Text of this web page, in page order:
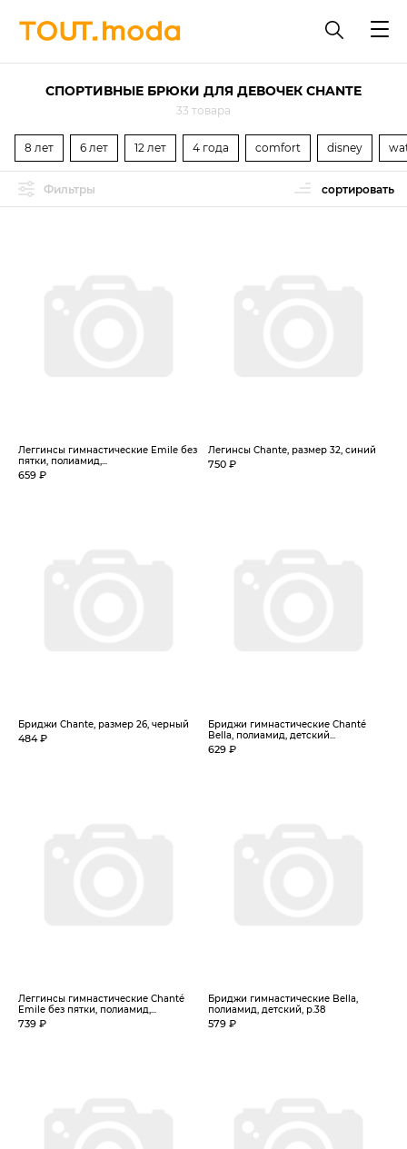
СПОРТИВНЫЕ БРЮКИ ДЛЯ ДЕВОЧЕК CHANTE
33 товара
8 лет 6 лет 12 лет 4 года comfort disney
Фильтры сортировать
Леггинсы гимнастические Emile без
пятки, полиамид,...
659 ₽
Легинсы Chante, размер 32, синий
750 ₽
Бриджи Chante, размер 26, черный
484 ₽
Бриджи гимнастические Chanté
Bella, полиамид, детский...
629 ₽
Леггинсы гимнастические Chanté
Emile без пятки, полиамид,...
739 ₽
Бриджи гимнастические Bella,
полиамид, детский, р.38
579 ₽